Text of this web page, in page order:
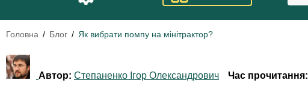
Головна Блог Як вибрати помпу на мінітрактор?
Автор: Степаненко Ігор Олександрович Час прочитання: